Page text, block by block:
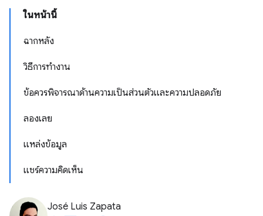
ในหน้านี้
ฉากหลัง
วิธีการทำงาน
ข้อควรพิจารณาด้านความเป็นส่วนตัวและความปลอดภัย
ลองเลย
แหล่งข้อมูล
แชร์ความคิดเห็น
José Luis Zapata